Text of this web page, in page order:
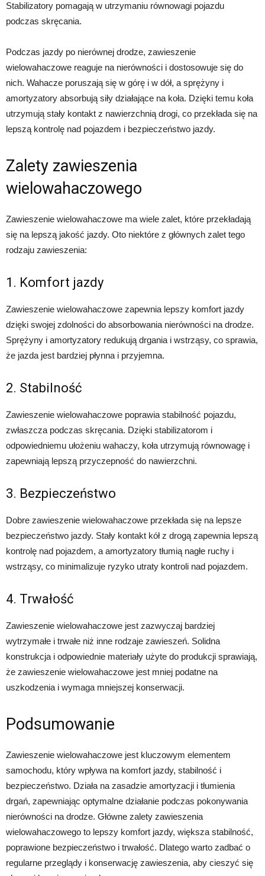
Stabilizatory pomagają w utrzymaniu równowagi pojazdu
podczas skręcania.
Podczas jazdy po nierównej drodze, zawieszenie
wielowahaczowe reaguje na nierówności i dostosowuje się do
nich. Wahacze poruszają się w górę i w dół, a sprężyny i
amortyzatory absorbują siły działające na koła. Dzięki temu koła
utrzymują stały kontakt z nawierzchnią drogi, co przekłada się na
lepszą kontrolę nad pojazdem i bezpieczeństwo jazdy.
Zalety zawieszenia
wielowahaczowego
Zawieszenie wielowahaczowe ma wiele zalet, które przekładają
się na lepszą jakość jazdy. Oto niektóre z głównych zalet tego
rodzaju zawieszenia:
1. Komfort jazdy
Zawieszenie wielowahaczowe zapewnia lepszy komfort jazdy
dzięki swojej zdolności do absorbowania nierówności na drodze.
Sprężyny i amortyzatory redukują drgania i wstrząsy, co sprawia,
że jazda jest bardziej płynna i przyjemna.
2. Stabilność
Zawieszenie wielowahaczowe poprawia stabilność pojazdu,
zwłaszcza podczas skręcania. Dzięki stabilizatorom i
odpowiedniemu ułożeniu wahaczy, koła utrzymują równowagę i
zapewniają lepszą przyczepność do nawierzchni.
3. Bezpieczeństwo
Dobre zawieszenie wielowahaczowe przekłada się na lepsze
bezpieczeństwo jazdy. Stały kontakt kół z drogą zapewnia lepszą
kontrolę nad pojazdem, a amortyzatory tłumią nagłe ruchy i
wstrząsy, co minimalizuje ryzyko utraty kontroli nad pojazdem.
4. Trwałość
Zawieszenie wielowahaczowe jest zazwyczaj bardziej
wytrzymałe i trwałe niż inne rodzaje zawieszeń. Solidna
konstrukcja i odpowiednie materiały użyte do produkcji sprawiają,
że zawieszenie wielowahaczowe jest mniej podatne na
uszkodzenia i wymaga mniejszej konserwacji.
Podsumowanie
Zawieszenie wielowahaczowe jest kluczowym elementem
samochodu, który wpływa na komfort jazdy, stabilność i
bezpieczeństwo. Działa na zasadzie amortyzacji i tłumienia
drgań, zapewniając optymalne działanie podczas pokonywania
nierówności na drodze. Główne zalety zawieszenia
wielowahaczowego to lepszy komfort jazdy, większa stabilność,
poprawione bezpieczeństwo i trwałość. Dlatego warto zadbać o
regularne przeglądy i konserwację zawieszenia, aby cieszyć się